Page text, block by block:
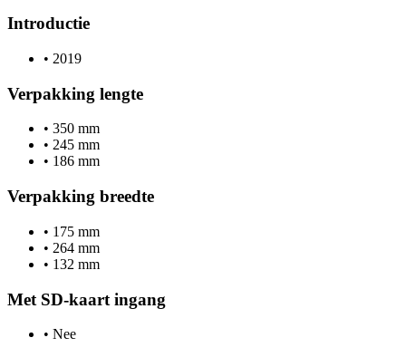
Introductie
• 2019
Verpakking lengte
• 350 mm
• 245 mm
• 186 mm
Verpakking breedte
• 175 mm
• 264 mm
• 132 mm
Met SD-kaart ingang
• Nee